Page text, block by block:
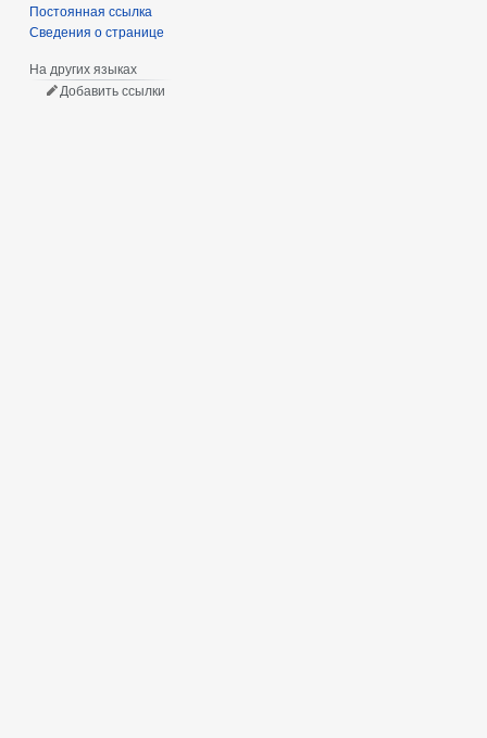
Постоянная ссылка
Сведения о странице
На других языках
Добавить ссылки